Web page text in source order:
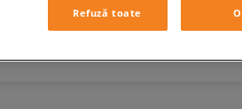
Refuză toate